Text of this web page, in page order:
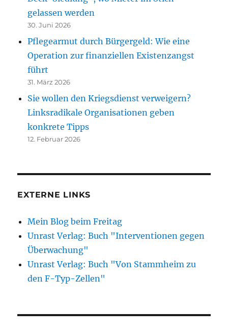
gelassen werden
30. Juni 2026
Pflegearmut durch Bürgergeld: Wie eine
Operation zur finanziellen Existenzangst
führt
31. März 2026
Sie wollen den Kriegsdienst verweigern?
Linksradikale Organisationen geben
konkrete Tipps
12. Februar 2026
EXTERNE LINKS
Mein Blog beim Freitag
Unrast Verlag: Buch "Interventionen gegen
Überwachung"
Unrast Verlag: Buch "Von Stammheim zu
den F-Typ-Zellen"